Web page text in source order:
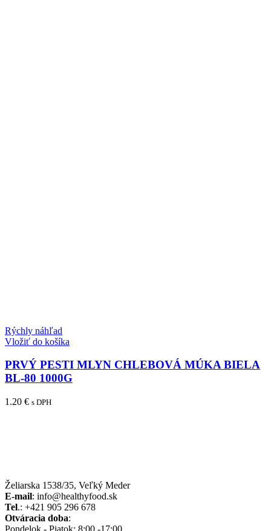
Rýchly náhľad
Vložiť do košíka
PRVÝ PESTI MLYN CHLEBOVÁ MÚKA BIELA
BL-80 1000G
1.20 € s DPH
Želiarska 1538/35, Veľký Meder
E-mail: info@healthyfood.sk
Tel.: +421 905 296 678
Otváracia doba: